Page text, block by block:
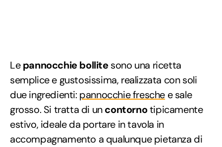
Lepannocchie bollitesono una ricetta
semplice e gustosissima, realizzata con soli
due ingredienti: pannocchie fresche e sale
grosso. Si tratta di uncontornotipicamente
estivo, ideale da portare in tavola in
accompagnamento a qualunque pietanza di